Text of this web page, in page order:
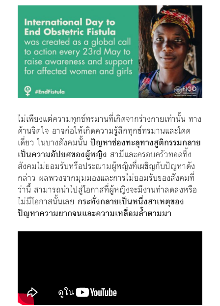
ไม่เพียงแต่ความทุกข์ทรมานที่เกิดจากร่างกายเท่านั้น ทาง
ด้านจิตใจ อาจก่อให้เกิดความรู้สึกทุกข์ทรมานและโดด
เดี่ยว ในบางสังคมนั้น ปัญหาช่องทะลุทางสูติกรรมกลาย
เป็นความอัปยศของผู้หญิง สามีและครอบครัวทอดทิ้ง
สังคมไม่ยอมรับหรือประณามผู้หญิงที่เผชิญกับปัญหาดัง
กล่าว ผลพวงจากมุมมองและการไม่ยอมรับของสังคมที่
ว่านี้ สามารถนำไปสู่โอกาสที่ผู้หญิงจะมีงานทำลดลงหรือ
ไม่มีโอกาสนั้นเลย กระทั่งกลายเป็นหนึ่งสาเหตุของ
ปัญหาความยากจนและความเหลื่อมล้ำตามมา